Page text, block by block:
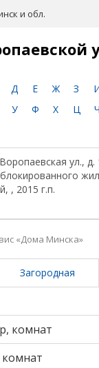
и обл.
Д Е Ж З
У Ф Х Ц Ч
ул., д.
, 2015 г.п.
«Дома Минска»
Загородная
комнат